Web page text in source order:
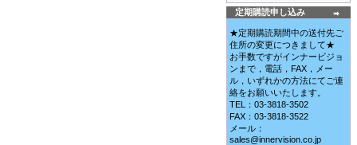
定期購読申し込み
★定期購読期間中の送付先ご
住所の変更につきまして★
お手数ですがインナービジョ
ンまで，電話，FAX，メー
ル，いずれかの方法にてご連
絡をお願いいたします。
TEL：03-3818-3502
FAX：03-3818-3522
メール：
sales@innervision.co.jp